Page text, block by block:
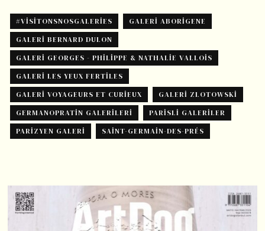
#VISITONSNOSGALERIES
GALERI ABORIGENE
GALERI BERNARD DULON
GALERI GEORGES - PHILIPPE & NATHALIE VALLOIS
GALERI LES YEUX FERTILES
GALERI VOYAGEURS ET CURIEUX
GALERI ZLOTOWSKI
GERMANOPRATIN GALERILERI
PARISLI GALERILER
PARIZYEN GALERI
SAINT-GERMAIN-DES-PRÉS